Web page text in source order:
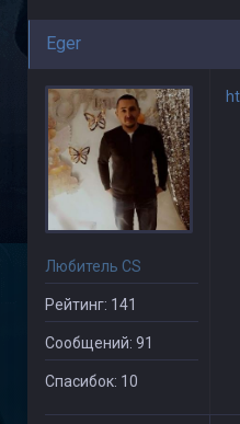
Eger
Любитель CS
Рейтинг: 141
Сообщений: 91
Спасибок: 10